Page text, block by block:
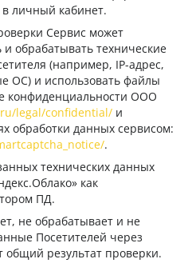
в личный кабинет.
Сервис может
обрабатывать технические
(например, IP-адрес,
ОС) и использовать файлы
конфиденциальности ООО
legal/confidential/ и
обработки данных сервисом:
.
технических данных
как
ПД.
не обрабатывает и не
Посетителей через
результат проверки.